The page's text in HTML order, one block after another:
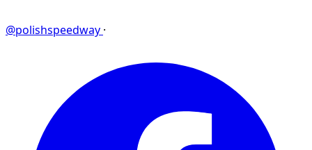
@polishspeedway ·